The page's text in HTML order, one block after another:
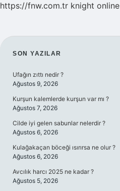
https://fnw.com.tr knight online
SIDEBAR
SON YAZILAR
Ufağın zıttı nedir ?
Ağustos 9, 2026
Kurşun kalemlerde kurşun var mı ?
Ağustos 7, 2026
Cilde iyi gelen sabunlar nelerdir ?
Ağustos 6, 2026
Kulağakaçan böceği ısırırsa ne olur ?
Ağustos 6, 2026
Avcılık harcı 2025 ne kadar ?
Ağustos 5, 2026